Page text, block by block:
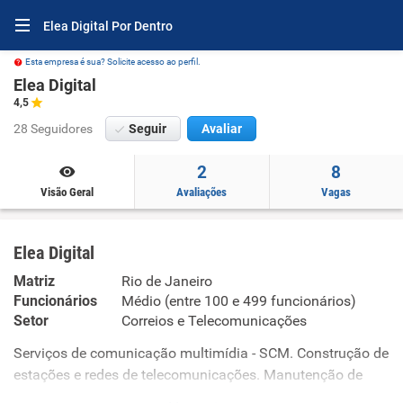
Elea Digital Por Dentro
Esta empresa é sua? Solicite acesso ao perfil.
Elea Digital
4,5
28 Seguidores Seguir Avaliar
Visão Geral
2
Avaliações
8
Vagas
Elea Digital
Matriz
Rio de Janeiro
Funcionários
Médio (entre 100 e 499 funcionários)
Setor
Correios e Telecomunicações
Serviços de comunicação multimídia - SCM. Construção de
estações e redes de telecomunicações. Manutenção de